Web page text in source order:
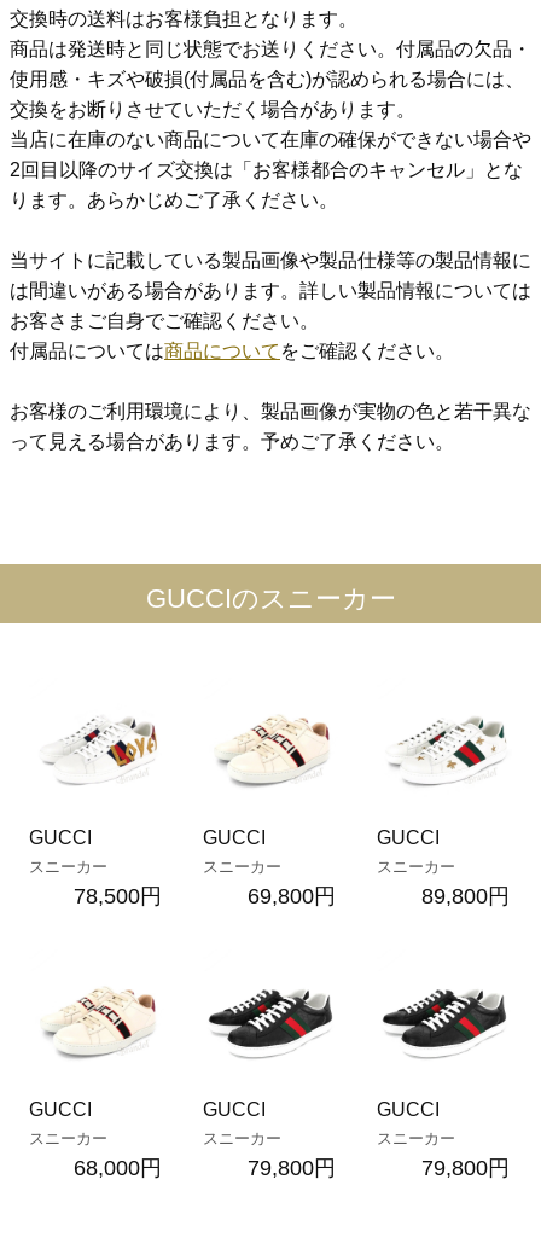
交換時の送料はお客様負担となります。
商品は発送時と同じ状態でお送りください。付属品の欠品・
使用感・キズや破損(付属品を含む)が認められる場合には、
交換をお断りさせていただく場合があります。
当店に在庫のない商品について在庫の確保ができない場合や
2回目以降のサイズ交換は「お客様都合のキャンセル」とな
ります。あらかじめご了承ください。
当サイトに記載している製品画像や製品仕様等の製品情報に
は間違いがある場合があります。詳しい製品情報については
お客さまご自身でご確認ください。
付属品については商品について をご確認ください。
お客様のご利用環境により、製品画像が実物の色と若干異な
って見える場合があります。予めご了承ください。
GUCCIのスニーカー
GUCCI
スニーカー
78,500円
GUCCI
スニーカー
69,800円
GUCCI
スニーカー
89,800円
GUCCI
スニーカー
68,000円
GUCCI
スニーカー
79,800円
GUCCI
スニーカー
79,800円